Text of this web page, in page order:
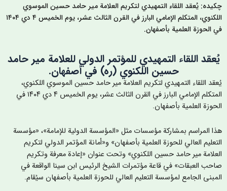
يُعقد اللقاء التمهيدي لتكريم العلامة مير حامد حسين الموسوي
اللكنوي، المتكلم الإمامي البارز في القرن الثالث عشر، يوم الخميس ٤ دي ١٤٠٤
الحوزة العلمية بأصفهان.
يُعقد اللقاء التمهيدي للمؤتمر الدولي للعلامة مير حامد
حسين اللكنوي (ره) في أصفهان.
اللقاء التمهيدي لتكريم العلامة مير حامد حسين الموسوي اللكنوي،
المتكلم الإمامي البارز في القرن الثالث عشر، يوم الخميس ٤ دي ١٤٠٤ في
العلمية بأصفهان.
المراسم بمشاركة مؤسسات مثل «المؤسسة الدولية للإمامة»، «مؤسسة
العالي للحوزة العلمية بأصفهان» و«أمانة المؤتمر الدولي لتكريم
مير حامد حسين اللكنوي» وتحت عنوان «إعادة معرفة وتكريم
العبقات» في قاعة مؤتمرات الشيخ الرئيس ابن سينا الواقعة في
الجامع لمؤسسة التعليم العالي للحوزة العلمية بأصفهان سيُقام.